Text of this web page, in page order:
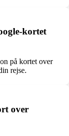
kortet
på kortet over
rejse.
over